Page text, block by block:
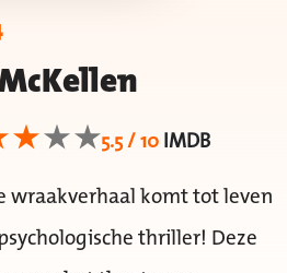
5.5 / 10IMDB
wraakverhaal komt tot leven
thriller! Deze